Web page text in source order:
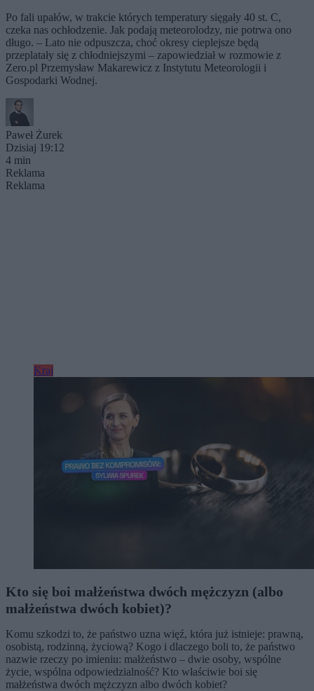
Po fali upałów, w trakcie których temperatury sięgały 40 st. C,
czeka nas ochłodzenie. Jak podają meteorolodzy, nie potrwa ono
długo. – Lato nie odpuszcza, choć okresy cieplejsze będą
przeplatały się z chłodniejszymi – zapowiedział w rozmowie z
Zero.pl Przemysław Makarewicz z Instytutu Meteorologii i
Gospodarki Wodnej.
Paweł Żurek
Dzisiaj 19:12
4 min
Reklama
Reklama
Kraj
Kto się boi małżeństwa dwóch mężczyzn (albo
małżeństwa dwóch kobiet)?
Komu szkodzi to, że państwo uzna więź, która już istnieje: prawną,
osobistą, rodzinną, życiową? Kogo i dlaczego boli to, że państwo
nazwie rzeczy po imieniu: małżeństwo – dwie osoby, wspólne
życie, wspólna odpowiedzialność? Kto właściwie boi się
małżeństwa dwóch mężczyzn albo dwóch kobiet?